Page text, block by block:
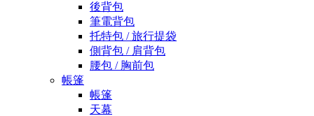
後背包
筆電背包
托特包 / 旅行提袋
側背包 / 肩背包
腰包 / 胸前包
帳篷
帳篷
天幕